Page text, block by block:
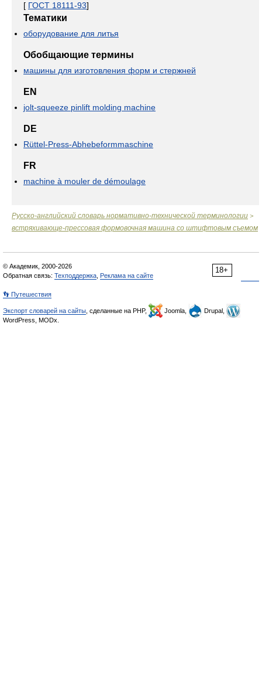
[ ГОСТ 18111-93]
Тематики
оборудование для литья
Обобщающие термины
машины для изготовления форм и стержней
EN
jolt-squeeze pinlift molding machine
DE
Rüttel-Press-Abhebeformmaschine
FR
machine à mouler de démoulage
Русско-английский словарь нормативно-технической терминологии >
встряхивающе-прессовая формовочная машина со штифтовым съемом
18+
© Академик, 2000-2026
Обратная связь: Техподдержка Реклама на сайте
👣 Путешествия
Экспорт словарей на сайты , сделанные на PHP, Joomla,
Drupal,
WordPress, MODx.